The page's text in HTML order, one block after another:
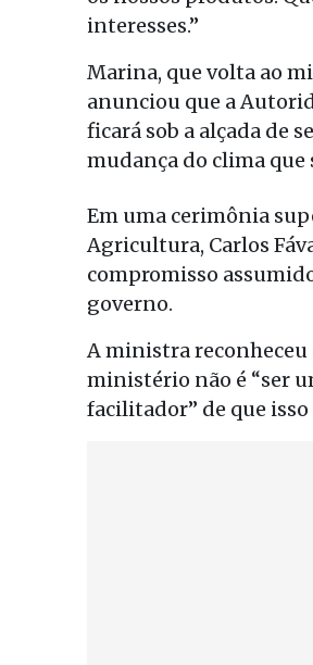
interesses.”
Marina, que volta ao
anunciou que a
ficará sob a alçada de
mudança do clima
Em uma cerimônia
Agricultura, Carlos
compromisso
governo.
A ministra reconheceu
ministério não é “ser
facilitador” de que